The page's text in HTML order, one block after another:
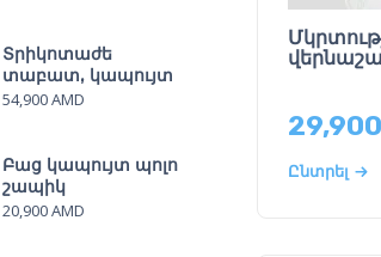
Տրիկոտաժե
տաբատ, կապույտ
54,900AMD
Բաց կապույտ պոլո
շապիկ
20,900AMD
29,900
Ընտրել